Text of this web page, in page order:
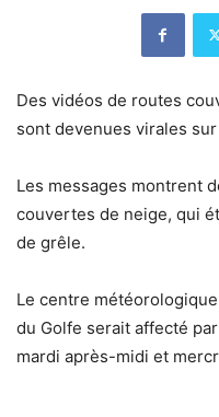
Des vidéos de routes
sont devenues virales
Les messages montrent
couvertes de neige, qui
de grêle.
Le centre
du Golfe serait affecté
mardi après-midi et